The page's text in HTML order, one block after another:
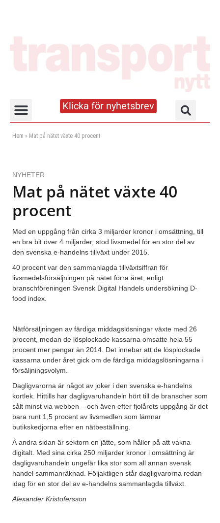
Klicka för nyhetsbrev
Hem » Mat på nätet växte 40 procent
NYHETER
Mat på nätet växte 40
procent
Med en uppgång från cirka 3 miljarder kronor i omsättning, till
en bra bit över 4 miljarder, stod livsmedel för en stor del av
den svenska e-handelns tillväxt under 2015.
40 procent var den sammanlagda tillväxtsiffran för
livsmedelsförsäljningen på nätet förra året, enligt
branschföreningen Svensk Digital Handels undersökning D-
food index.
Nätförsäljningen av färdiga middagslösningar växte med 26
procent, medan de lösplockade kassarna omsatte hela 55
procent mer pengar än 2014. Det innebar att de lösplockade
kassarna under året gick om de färdiga middagslösningarna i
försäljningsvolym.
Dagligvarorna är något av joker i den svenska e-handelns
kortlek. Hittills har dagligvaruhandeln hört till de branscher som
sålt minst via webben – och även efter fjolårets uppgång är det
bara runt 1,5 procent av livsmedlen som lämnar
butikskedjorna efter en nätbeställning.
Å andra sidan är sektorn en jätte, som håller på att vakna
digitalt. Med sina cirka 250 miljarder kronor i omsättning är
dagligvaruhandeln ungefär lika stor som all annan svensk
handel sammanräknad. Följaktligen står dagligvarorna redan
idag för en stor del av e-handelns sammanlagda tillväxt.
Alexander Kristofersson